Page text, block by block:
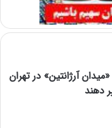
آرژانتین» در تهران
دهند